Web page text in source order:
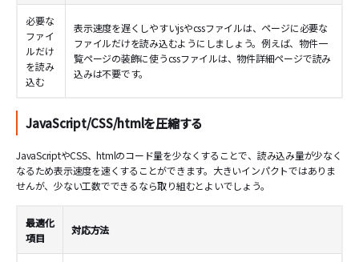
必要な
ファイ
ルだけ
を読み
込む
表示速度を遅くしやすいjsやcssファイルは、ページに必要な
ファイルだけを読み込むようにしましょう。例えば、物件一
覧ページの装飾に使うcssファイルは、物件詳細ページで読み
込みは不要です。
JavaScript/CSS/htmlを圧縮する
JavaScriptやCSS、htmlのコード量を少なくすることで、読み込み量が少なく
なるため表示速度を速くすることができます。大きいインパクトではありま
せんが、少ない工数でできるなら取り組むとよいでしょう。
最適化
項目
対応方法